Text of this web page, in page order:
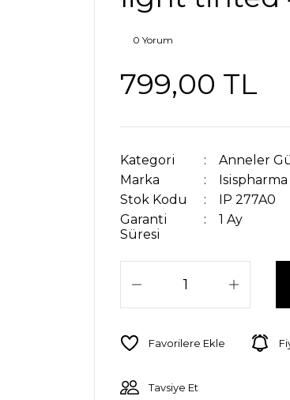
0 Yorum
799,00 TL
Kategori
Anneler
Marka
Isispharma
Stok Kodu
IP 277A0
Garanti
Süresi
1 Ay
Tavsiye Et